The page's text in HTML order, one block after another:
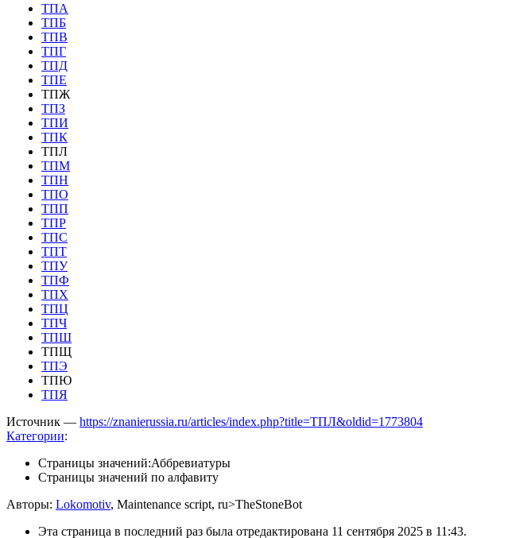
ТПА
ТПБ
ТПВ
ТПГ
ТПД
ТПЕ
ТПЖ
ТПЗ
ТПИ
ТПК
ТПЛ
ТПМ
ТПН
ТПО
ТПП
ТПР
ТПС
ТПТ
ТПУ
ТПФ
ТПХ
ТПЦ
ТПЧ
ТПШ
ТПЩ
ТПЭ
ТПЮ
ТПЯ
Источник — https://znanierussia.ru/articles/index.php?title=ТПЛ&oldid=1773804
Категории:
Страницы значений:Аббревиатуры
Страницы значений по алфавиту
Авторы: Lokomotiv, Maintenance script, ru>TheStoneBot
Эта страница в последний раз была отредактирована 11 сентября 2025 в 11:43.